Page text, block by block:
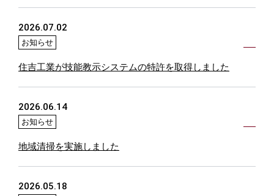
2026.07.02
お知らせ
住吉工業が技能教示システムの特許を取得しました
2026.06.14
お知らせ
地域清掃を実施しました
2026.05.18